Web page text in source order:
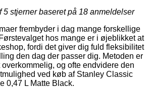
5 stjerner baseret på 18 anmeldelser
frembyder i dag mange forskellige
hos mange er i øjeblikket at
fordi det giver dig fuld fleksibilitet
den dag der passer dig. Metoden er
og ofte endvidere den
ved køb af Stanley Classic
0,47 L Matte Black.